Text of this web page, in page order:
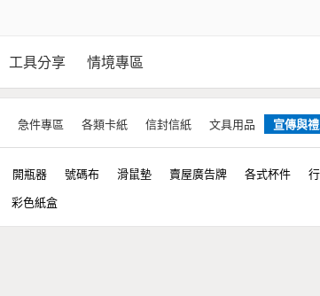
工具分享 情境專區
急件專區 各類卡紙 信封信紙 文具用品 宣傳與
開瓶器 號碼布 滑鼠墊 賣屋廣告牌 各式杯件
彩色紙盒